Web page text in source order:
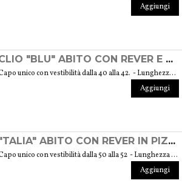
Aggiungi
CLIO "BLU" ABITO CON REVER E CINTURINO IN SETA - "COLLEZIONE DELLE MUSE"
Capo unico con vestibilità dalla 40 alla 42. - Lunghezza dalla vita all'orlo cm. 55 GUIDA ALLE TAGLIE
Aggiungi
"TALIA" ABITO CON REVER IN PIZZO - "COLLEZIONE DELLE MUSE"
Capo unico con vestibilità dalla 50 alla 52 - Lunghezza dalla vita all'orlo cm. 60 GUIDA ALLE TAGLIE
Aggiungi